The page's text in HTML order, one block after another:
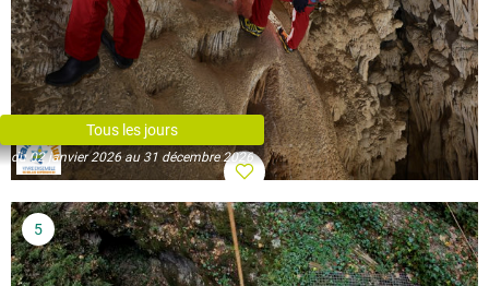
Tous les jours
du 02 janvier 2026 au 31 décembre 2026